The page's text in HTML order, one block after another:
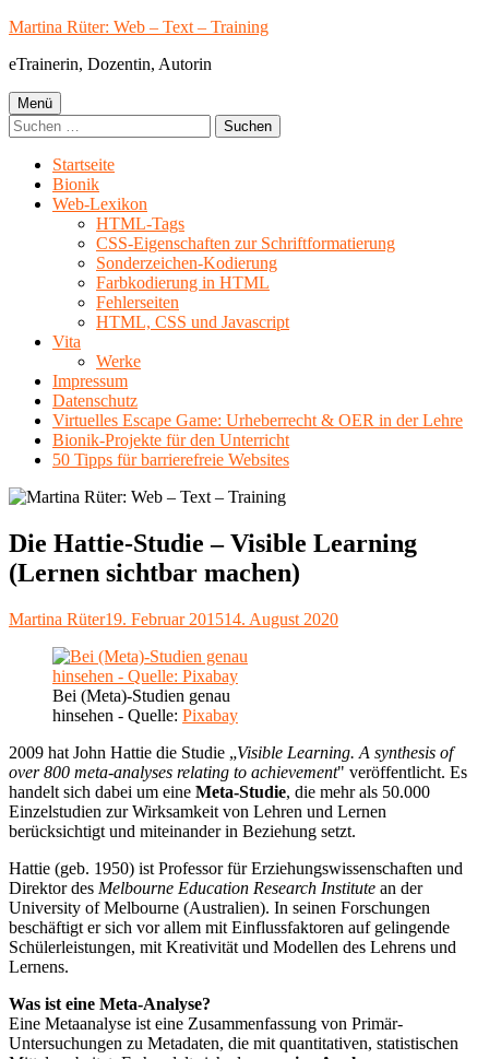
Springe
Inhalt
Martina Rüter: Web – Text – Training
eTrainerin, Dozentin, Autorin
Primäres
Menü
Menü
Suchen
nach:
Startseite
Bionik
Web-Lexikon
HTML-Tags
CSS-Eigenschaften zur Schriftformatierung
Sonderzeichen-Kodierung
Farbkodierung in HTML
Fehlerseiten
HTML, CSS und Javascript
Vita
Werke
Impressum
Datenschutz
Virtuelles Escape Game: Urheberrecht & OER in der Lehre
Bionik-Projekte für den Unterricht
50 Tipps für barrierefreie Websites
Die Hattie-Studie – Visible Learning
(Lernen sichtbar machen)
Autor
Martina RüterVeröffentlicht
19. Februar 201514. August 2020
Bei (Meta)-Studien genau
hinsehen - Quelle: Pixabay
2009 hat John Hattie die Studie „Visible Learning. A synthesis of
over 800 meta-analyses relating to achievement" veröffentlicht. Es
handelt sich dabei um eine Meta-Studie, die mehr als 50.000
Einzelstudien zur Wirksamkeit von Lehren und Lernen
berücksichtigt und miteinander in Beziehung setzt.
Hattie (geb. 1950) ist Professor für Erziehungswissenschaften und
Direktor des Melbourne Education Research Institute an der
University of Melbourne (Australien). In seinen Forschungen
beschäftigt er sich vor allem mit Einflussfaktoren auf gelingende
Schülerleistungen, mit Kreativität und Modellen des Lehrens und
Lernens.
Was ist eine Meta-Analyse?
Eine Metaanalyse ist eine Zusammenfassung von Primär-
Untersuchungen zu Metadaten, die mit quantitativen, statistischen